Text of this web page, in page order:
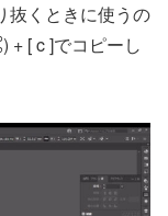
抜くときに使うの
+ [ c ]でコピーし